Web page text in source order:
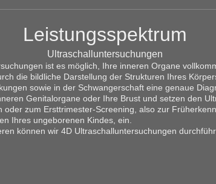
Leistungsspektrum
Ultraschalluntersuchungen
ist es möglich, Ihre inneren Organe
die bildliche Darstellung der Strukturen Ihres
sowie in der Schwangerschaft eine genaue
Genitalorgane oder Ihre Brust und setzen den
oder zum Ersttrimester-Screening, also zur
Ihres ungeborenen Kindes, ein.
können wir 4D Ultraschalluntersuchungen